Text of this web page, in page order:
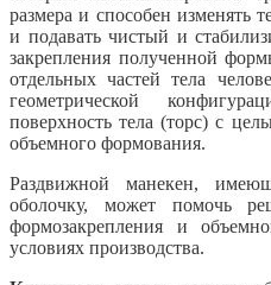
размера и способен изменять
и подавать чистый и
закрепления полученной
отдельных частей тела
геометрической
поверхность тела (торс) с
объемного формования.
Раздвижной манекен,
оболочку, может помочь
формозакрепления и
условиях производства.